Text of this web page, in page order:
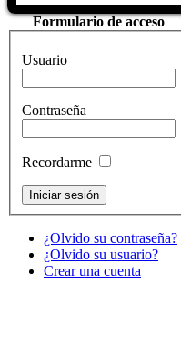
Formulario de acceso
Usuario
Contraseña
Recordarme
¿Olvido su contraseña?
¿Olvido su usuario?
Crear una cuenta